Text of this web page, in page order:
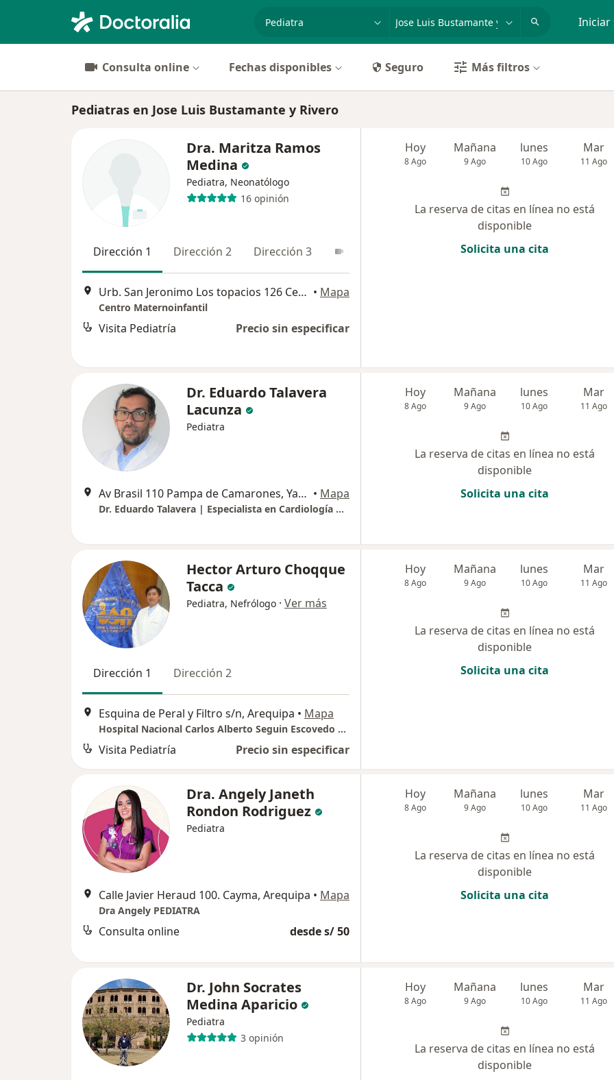
Iniciar
Consulta online Fechas disponibles Seguro Más filtros
Pediatras en Jose Luis Bustamante y Rivero
Dra. Maritza Ramos
Medina
Pediatra, Neonatólogo
16 opinión
Dirección 1 Dirección 2 Dirección 3
Urb. San Jeronimo Los topacios 126 Cercado, Arequipa • Mapa
Centro Maternoinfantil
Visita Pediatría Precio sin especificar
Hoy
8 Ago
Mañana
9 Ago
lunes
10 Ago
Mar
11 Ago
La reserva de citas en línea no está
disponible
Solicita una cita
Dr. Eduardo Talavera
Lacunza
Pediatra
Av Brasil 110 Pampa de Camarones, Yanahuara • Mapa
Dr. Eduardo Talavera | Especialista en Cardiología Pediátrica
Hoy
8 Ago
Mañana
9 Ago
lunes
10 Ago
Mar
11 Ago
La reserva de citas en línea no está
disponible
Solicita una cita
Hector Arturo Choqque
Tacca
Pediatra, Nefrólogo · Ver más
Dirección 1 Dirección 2
Esquina de Peral y Filtro s/n, Arequipa • Mapa
Hospital Nacional Carlos Alberto Seguin Escovedo Essalud
Visita Pediatría Precio sin especificar
Hoy
8 Ago
Mañana
9 Ago
lunes
10 Ago
Mar
11 Ago
La reserva de citas en línea no está
disponible
Solicita una cita
Dra. Angely Janeth
Rondon Rodriguez
Pediatra
Calle Javier Heraud 100. Cayma, Arequipa • Mapa
Dra Angely PEDIATRA
Consulta online desde s/ 50
Hoy
8 Ago
Mañana
9 Ago
lunes
10 Ago
Mar
11 Ago
La reserva de citas en línea no está
disponible
Solicita una cita
Dr. John Socrates
Medina Aparicio
Pediatra
3 opinión
Hoy
8 Ago
Mañana
9 Ago
lunes
10 Ago
Mar
11 Ago
La reserva de citas en línea no está
disponible